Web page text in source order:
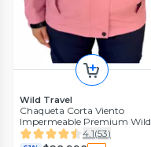
Wild Travel
Chaqueta Corta Viento
Impermeable Premium Wild
Travel Mujer 4.1(53)